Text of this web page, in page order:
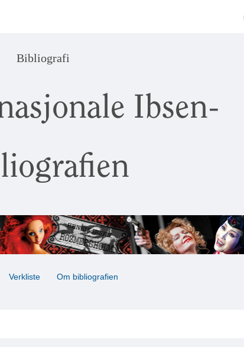
Bibliografi
Ibsen-
Verkliste Om bibliografien